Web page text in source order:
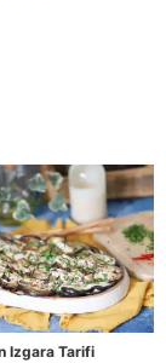
Izgara Tarifi